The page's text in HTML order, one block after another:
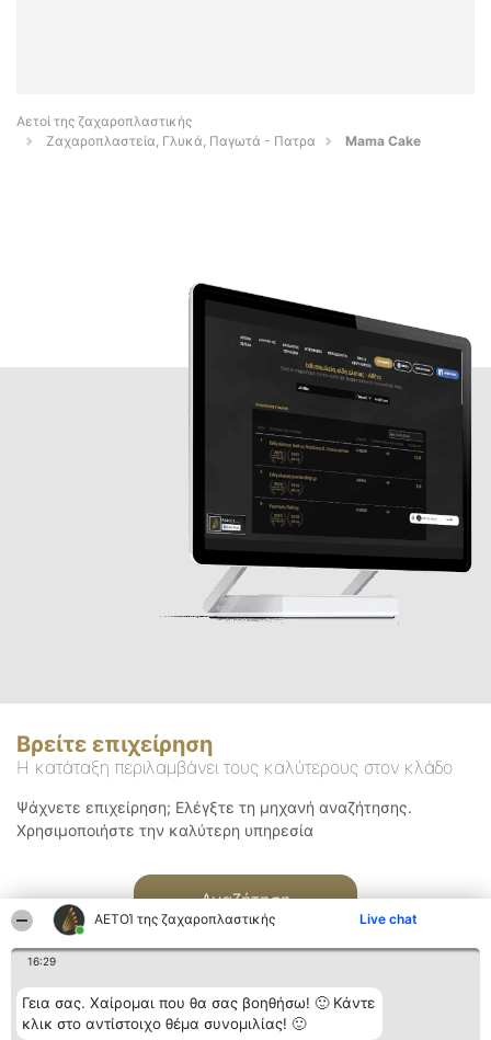
ΑΕΤΟΊ της ζαχαροπλαστικής Live chat
16:29
Γεια σας. Χαίρομαι που θα σας βοηθήσω! 🙂 Κάντε
κλικ στο αντίστοιχο θέμα συνομιλίας! 🙂
Αετοί της ζαχαροπλαστικής
Ζαχαροπλαστεία, Γλυκά, Παγωτά - Πατρα
Mama Cake
Βρείτε επιχείρηση
Η κατάταξη περιλαμβάνει τους καλύτερους στον κλάδο
Ψάχνετε επιχείρηση; Ελέγξτε τη μηχανή αναζήτησης.
Χρησιμοποιήστε την καλύτερη υπηρεσία
Αναζήτηση